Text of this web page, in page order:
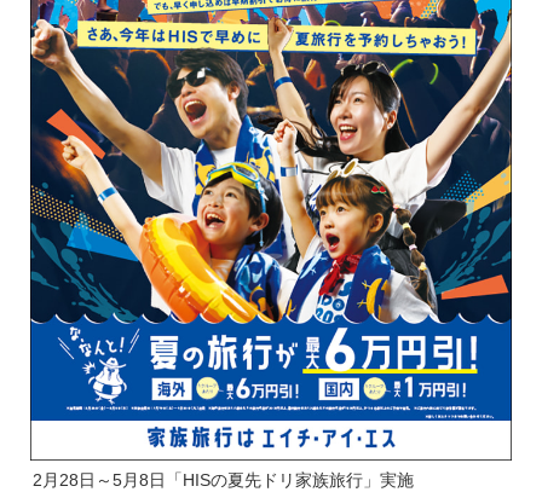
2月28日～5月8日「HISの夏先ドリ家族旅行」実施